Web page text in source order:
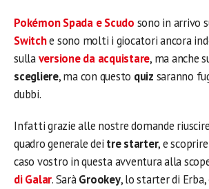
Pokémon Spada e Scudo sono in arrivo
Switche sono molti i giocatori ancora
sullaversione da acquistare, ma anche
scegliere, ma con questo quiz saranno
dubbi.
Infatti grazie alle nostre domande
quadro generale dei tre starter, e
caso vostro in questa avventura alla
di Galar. SaràGrookey, lo starter di Erba,